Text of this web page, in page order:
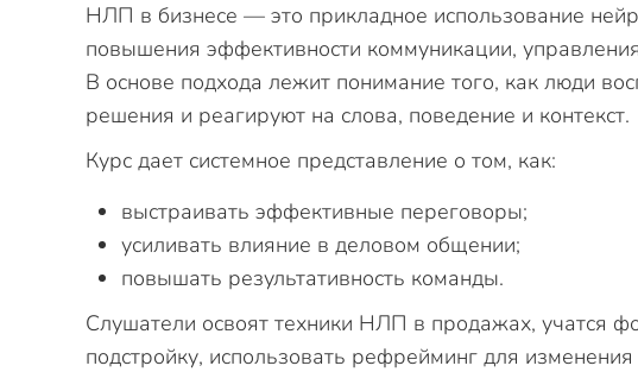
НЛП в бизнесе — это прикладное использование
повышения эффективности коммуникации,
В основе подхода лежит понимание того, как люди
решения и реагируют на слова, поведение и контекст.
Курс дает системное представление о том, как:
выстраивать эффективные переговоры;
усиливать влияние в деловом общении;
повышать результативность команды.
Слушатели освоят техники НЛП в продажах, учатся
подстройку, использовать рефрейминг для